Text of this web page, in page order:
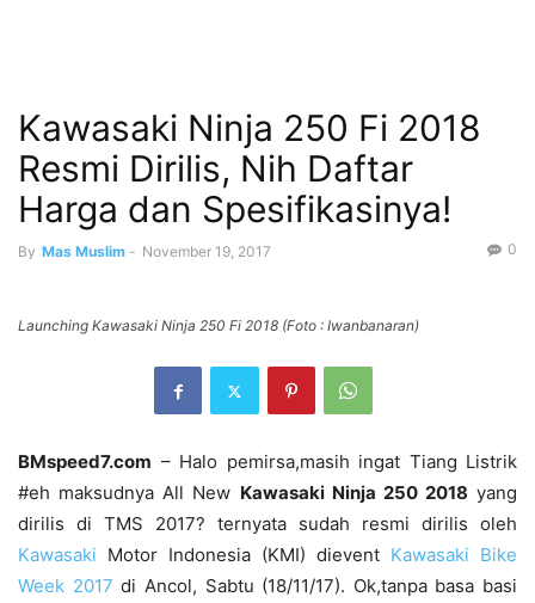
Kawasaki Ninja 250 Fi 2018
Resmi Dirilis, Nih Daftar
Harga dan Spesifikasinya!
By Mas Muslim - November 19, 2017 0
Launching Kawasaki Ninja 250 Fi 2018 (Foto : Iwanbanaran)
BMspeed7.com – Halo pemirsa,masih ingat Tiang Listrik
#eh maksudnya All New Kawasaki Ninja 250 2018 yang
dirilis di TMS 2017? ternyata sudah resmi dirilis oleh
Kawasaki Motor Indonesia (KMI) dievent Kawasaki Bike
Week 2017 di Ancol, Sabtu (18/11/17). Ok,tanpa basa basi